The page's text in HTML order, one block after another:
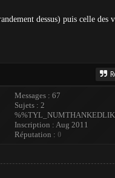
dessus) puis celle des
Messages : 67
Sujets : 2
Inscription : Aug 2011
Réputation : 0